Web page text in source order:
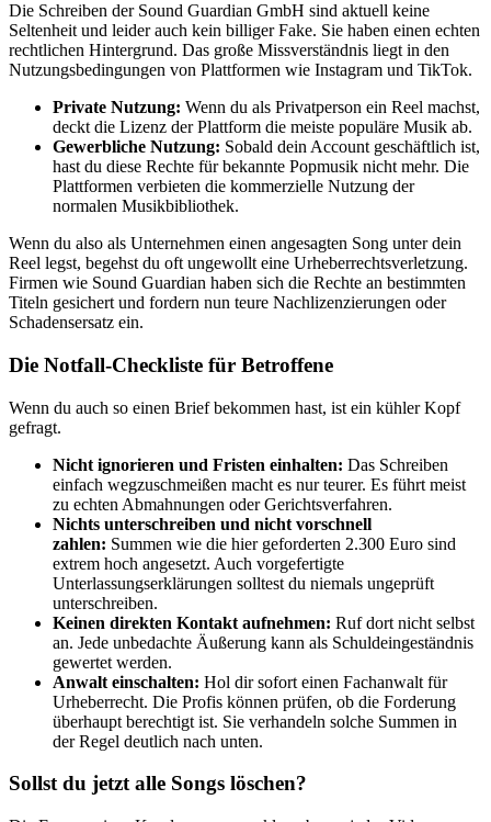
Die Schreiben der Sound Guardian GmbH sind aktuell keine
Seltenheit und leider auch kein billiger Fake. Sie haben einen echten
rechtlichen Hintergrund. Das große Missverständnis liegt in den
Nutzungsbedingungen von Plattformen wie Instagram und TikTok.
Private Nutzung: Wenn du als Privatperson ein Reel machst,
deckt die Lizenz der Plattform die meiste populäre Musik ab.
Gewerbliche Nutzung: Sobald dein Account geschäftlich ist,
hast du diese Rechte für bekannte Popmusik nicht mehr. Die
Plattformen verbieten die kommerzielle Nutzung der
normalen Musikbibliothek.
Wenn du also als Unternehmen einen angesagten Song unter dein
Reel legst, begehst du oft ungewollt eine Urheberrechtsverletzung.
Firmen wie Sound Guardian haben sich die Rechte an bestimmten
Titeln gesichert und fordern nun teure Nachlizenzierungen oder
Schadensersatz ein.
Die Notfall-Checkliste für Betroffene
Wenn du auch so einen Brief bekommen hast, ist ein kühler Kopf
gefragt.
Nicht ignorieren und Fristen einhalten: Das Schreiben
einfach wegzuschmeißen macht es nur teurer. Es führt meist
zu echten Abmahnungen oder Gerichtsverfahren.
Nichts unterschreiben und nicht vorschnell
zahlen: Summen wie die hier geforderten 2.300 Euro sind
extrem hoch angesetzt. Auch vorgefertigte
Unterlassungserklärungen solltest du niemals ungeprüft
unterschreiben.
Keinen direkten Kontakt aufnehmen: Ruf dort nicht selbst
an. Jede unbedachte Äußerung kann als Schuldeingeständnis
gewertet werden.
Anwalt einschalten: Hol dir sofort einen Fachanwalt für
Urheberrecht. Die Profis können prüfen, ob die Forderung
überhaupt berechtigt ist. Sie verhandeln solche Summen in
der Regel deutlich nach unten.
Sollst du jetzt alle Songs löschen?